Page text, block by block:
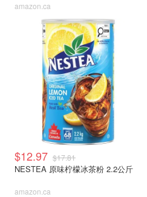
amazon.ca
$12.97 $17.81
NESTEA 原味柠檬冰茶粉 2.2公斤
amazon.ca